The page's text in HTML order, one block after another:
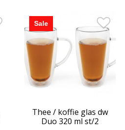
Sale
Thee / koffie glas dw
Duo 320 ml st/2